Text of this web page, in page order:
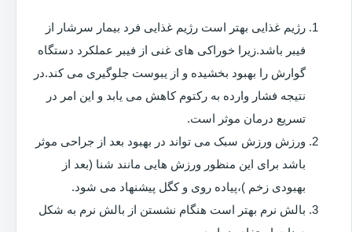
رژیم غذایی بهتر است رژیم غذایی فرد بیمار سرشار از
فیبر باشد.زیرا خوراکی های غنی از فیبر عملکرد دستگاه
گوارش را بهبود بخشیده و از یبوست جلوگیری می کند.در
نتیجه فشار وارده به رکتوم کاهش می یابد و این امر در
تسریع درمان موثر است.
ورزش ورزش سبک می تواند در بهبود بعد از جراحی موثر
باشد برای این منظور ورزش هایی مانند شنا (بعد از
بهبودی زخم )،پیاده روی و کگل پیشنهاد می شود.
بالش نرم بهتر است هنگام نشستن از بالش نرم به شکل